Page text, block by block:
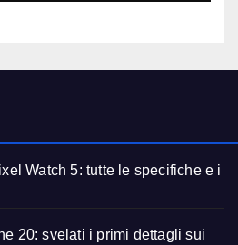
Watch 5: tutte le specifiche e i
20: svelati i primi dettagli sui